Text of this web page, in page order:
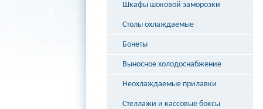
Шкафы шоковой заморозки
Столы охлаждаемые
Бонеты
Выносное холодоснабжение
Неохлаждаемые прилавки
Стеллажи и кассовые боксы